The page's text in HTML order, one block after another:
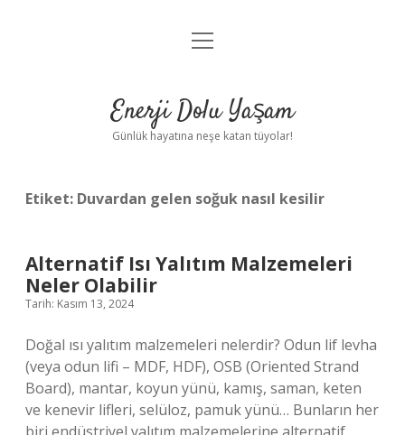
Anasayfa
Yasal Uyarı
menüyü
Enerji Dolu Yaşam
Günlük hayatına neşe katan tüyolar!
Etiket: Duvardan gelen soğuk nasıl kesilir
Alternatif Isı Yalıtım Malzemeleri
Neler Olabilir
Tarih: Kasım 13, 2024
Doğal ısı yalıtım malzemeleri nelerdir? Odun lif levha
(veya odun lifi – MDF, HDF), OSB (Oriented Strand
Board), mantar, koyun yünü, kamış, saman, keten
ve kenevir lifleri, selüloz, pamuk yünü… Bunların her